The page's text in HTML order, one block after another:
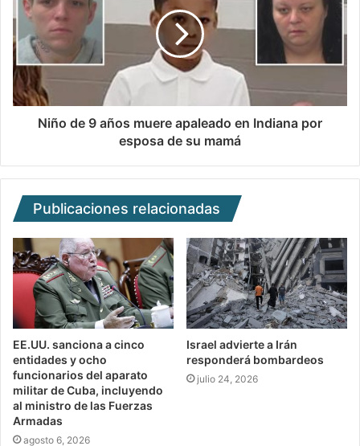
Niño de 9 años muere apaleado en Indiana por
esposa de su mamá
Publicaciones relacionadas
EE.UU. sanciona a cinco
entidades y ocho
funcionarios del aparato
militar de Cuba, incluyendo
al ministro de las Fuerzas
Armadas
agosto 6, 2026
Israel advierte a Irán
responderá bombardeos
julio 24, 2026